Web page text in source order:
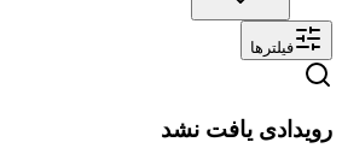
فیلترها
رویدادی یافت نشد